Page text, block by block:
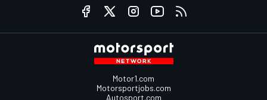
Motor1.com
Motorsportjobs.com
Autosport.com